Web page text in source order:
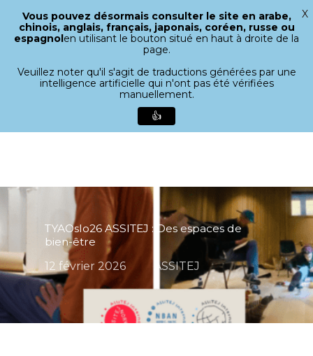
contenu
recherche
Menu
TYAOslo26 ASSITEJ : Des espaces de
bien-être
12 février 2026
ASSITEJ
Fermer
menu
Vous pouvez désormais consulter le site en arabe,
chinois, anglais, français, japonais, coréen, russe ou
espagnolen utilisant le bouton situé en haut à droite de la
page.
Veuillez noter qu'il s'agit de traductions générées par une
intelligence artificielle qui n'ont pas été vérifiées
manuellement.
👍
X